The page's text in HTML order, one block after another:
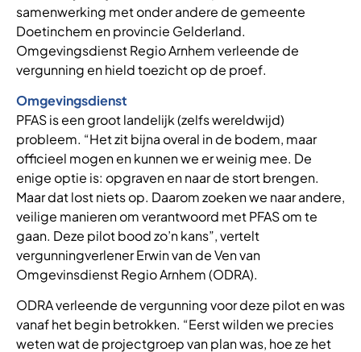
samenwerking met onder andere de gemeente
Doetinchem en provincie Gelderland.
Omgevingsdienst Regio Arnhem verleende de
vergunning en hield toezicht op de proef.
Omgevingsdienst
PFAS is een groot landelijk (zelfs wereldwijd)
probleem. “Het zit bijna overal in de bodem, maar
officieel mogen en kunnen we er weinig mee. De
enige optie is: opgraven en naar de stort brengen.
Maar dat lost niets op. Daarom zoeken we naar andere,
veilige manieren om verantwoord met PFAS om te
gaan. Deze pilot bood zo’n kans”, vertelt
vergunningverlener Erwin van de Ven van
Omgevinsdienst Regio Arnhem (ODRA).
ODRAverleende de vergunning voor deze pilot en was
vanaf het begin betrokken. “Eerst wilden we precies
weten wat de projectgroep van plan was, hoe ze het